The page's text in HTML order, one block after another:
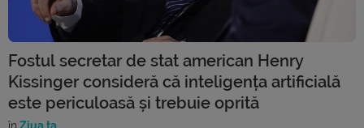
Fostul secretar de stat american Henry
Kissinger consideră că inteligența artificială
este periculoasă și trebuie oprită
în Ziua ta